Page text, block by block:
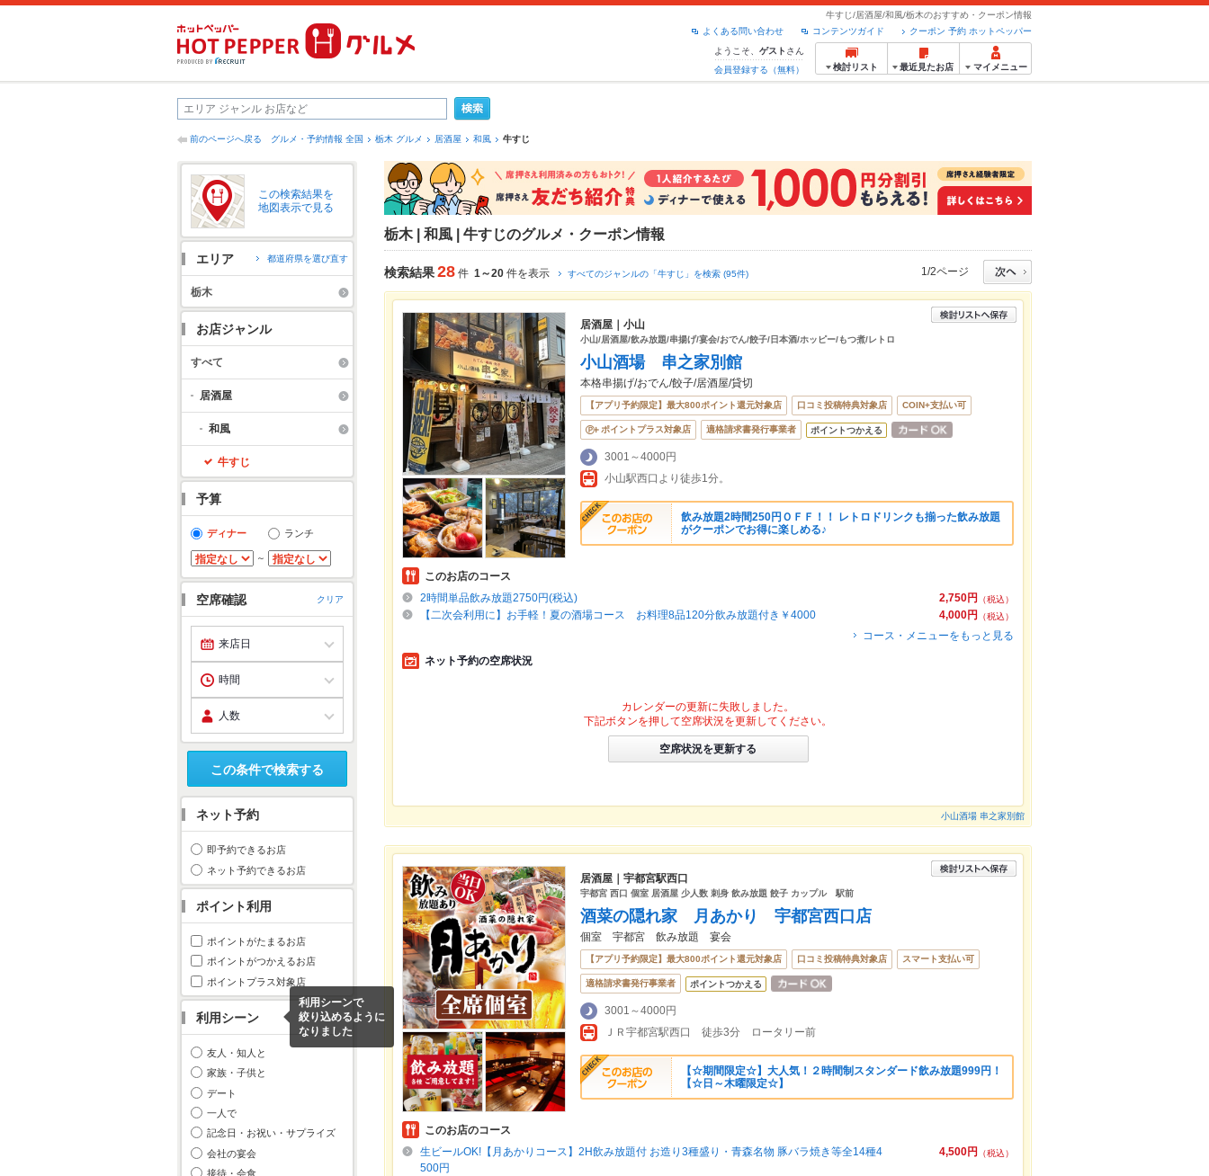
牛すじ/居酒屋/和風/栃木のおすすめ・クーポン情報
クーポン 予約 ホットペッパー
コンテンツガイド
よくある問い合わせ
ようこそ、 ゲスト さん
会員登録する（無料）
検討リスト 最近見たお店 マイメニュー
前のページへ戻る グルメ・予約情報 全国 栃木 グルメ 居酒屋 和風 牛すじ
この検索結果を
地図表示で見る
エリア 都道府県を選び直す
栃木
お店ジャンル
すべて
居酒屋
和風
牛すじ
予算
ディナー ランチ
～
空席確認 クリア
この条件で検索する
ネット予約
即予約できるお店
ネット予約できるお店
ポイント利用
ポイントがたまるお店
ポイントがつかえるお店
ポイントプラス対象店
利用シーン
利用シーンで
絞り込めるように
なりました
友人・知人と
家族・子供と
デート
一人で
記念日・お祝い・サプライズ
会社の宴会
接待・会食
栃木 | 和風 | 牛すじのグルメ・クーポン情報
検索結果28 件 1～20 件を表示 すべてのジャンルの「牛すじ」を検索 (95件) 1/2ページ
居酒屋｜小山
小山/居酒屋/飲み放題/串揚げ/宴会/おでん/餃子/日本酒/ホッピー/もつ煮/レトロ
小山酒場 串之家別館
本格串揚げ/おでん/餃子/居酒屋/貸切
【アプリ予約限定】最大800ポイント還元対象店 口コミ投稿特典対象店 COIN+支払い可
ポイントプラス対象店 適格請求書発行事業者 ポイントつかえる
3001～4000円
小山駅西口より徒歩1分。
飲み放題2時間250円ＯＦＦ！！ レトロドリンクも揃った飲み放題
がクーポンでお得に楽しめる♪
このお店のコース
2,750円
（税込）
2時間単品飲み放題2750円(税込)
4,000円
（税込）
【二次会利用に】お手軽！夏の酒場コース お料理8品120分飲み放題付き￥4000
コース・メニューをもっと見る
ネット予約の空席状況
カレンダーの更新に失敗しました。
下記ボタンを押して空席状況を更新してください。
空席状況を更新する
小山酒場 串之家別館
居酒屋｜宇都宮駅西口
宇都宮 西口 個室 居酒屋 少人数 刺身 飲み放題 餃子 カップル 駅前
酒菜の隠れ家 月あかり 宇都宮西口店
個室 宇都宮 飲み放題 宴会
【アプリ予約限定】最大800ポイント還元対象店 口コミ投稿特典対象店 スマート支払い可
適格請求書発行事業者 ポイントつかえる
3001～4000円
ＪＲ宇都宮駅西口 徒歩3分 ロータリー前
【☆期間限定☆】大人気！２時間制スタンダード飲み放題999円！
【☆日～木曜限定☆】
このお店のコース
4,500円
（税込）
生ビールOK!【月あかりコース】2H飲み放題付 お造り3種盛り・青森名物 豚バラ焼き等全14種4
500円